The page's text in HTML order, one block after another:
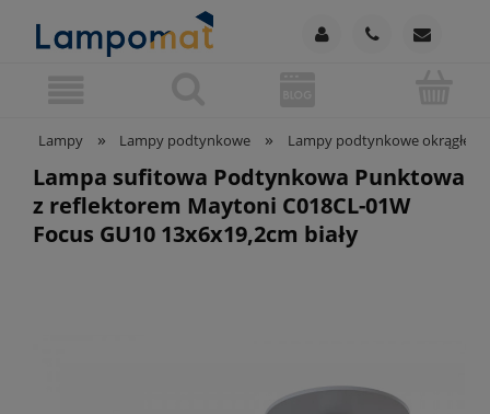
Lampy » Lampy podtynkowe » Lampy podtynkowe okrągłe
Lampa sufitowa Podtynkowa Punktowa
z reflektorem Maytoni C018CL-01W
Focus GU10 13x6x19,2cm biały